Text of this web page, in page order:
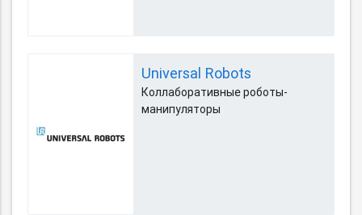
Universal Robots
Коллаборативные роботы-
манипуляторы